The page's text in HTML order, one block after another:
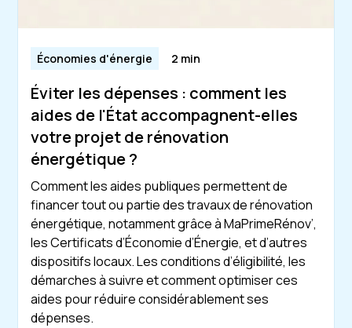
Économies d'énergie 2 min
Éviter les dépenses : comment les
aides de l'État accompagnent-elles
votre projet de rénovation
énergétique ?
Comment les aides publiques permettent de
financer tout ou partie des travaux de rénovation
énergétique, notamment grâce à MaPrimeRénov’,
les Certificats d’Économie d’Énergie, et d’autres
dispositifs locaux. Les conditions d’éligibilité, les
démarches à suivre et comment optimiser ces
aides pour réduire considérablement ses
dépenses.